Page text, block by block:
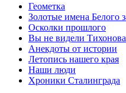
Геометка
Золотые имена Белого
Осколки прошлого
Вы не видели
Анекдоты от истории
Летопись нашего края
Наши люди
Хроники Сталинграда